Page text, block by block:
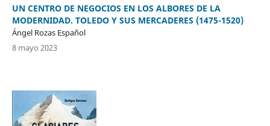
UN CENTRO DE NEGOCIOS EN LOS ALBORES DE LA
MODERNIDAD. TOLEDO Y SUS MERCADERES (1475-1520)
Ángel Rozas Español
8 mayo 2023